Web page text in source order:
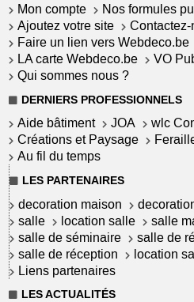
Mon compte
Nos formules
Ajoutez votre site
Faire un lien vers Webdeco.be
LA carte Webdeco.be
VO
Qui sommes nous ?
DERNIERS PROFESSIONNELS
Aide bâtiment JOA wlc
Créations et Paysage
Au fil du temps
LES PARTENAIRES
decoration maison
salle
location salle
salle
salle de séminaire
salle de
salle de réception
location
Liens partenaires
LES ACTUALITÉS